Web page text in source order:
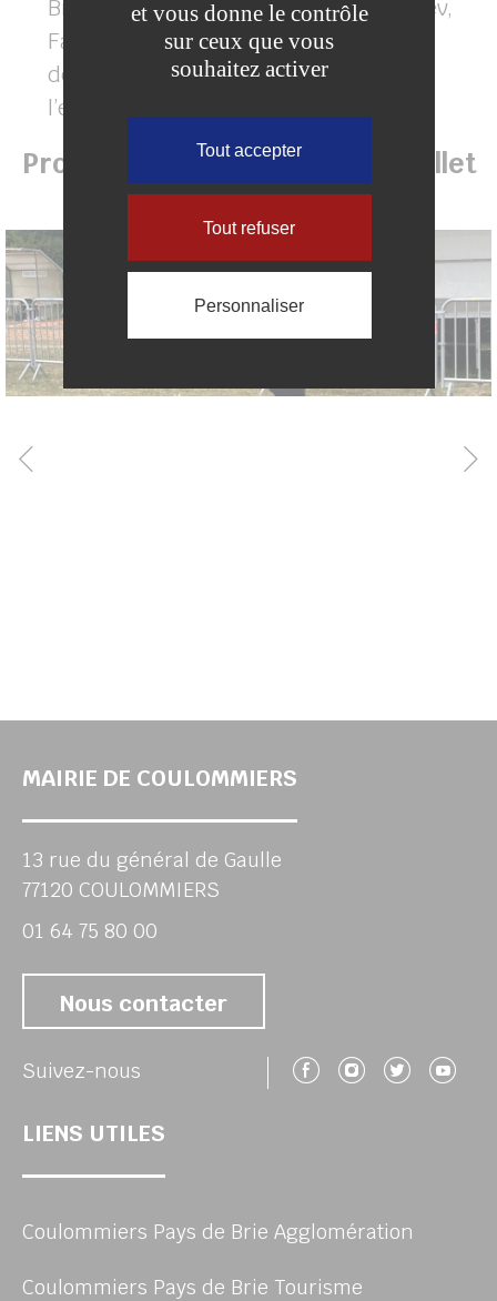
Brie et des Morins, Concordia, Transdev,
Familles Rurales et le Service
départemental à la jeunesse, à
l’engagement et aux sports.
Prochaine édition : samedi 4 juillet
2026
MAIRIE DE COULOMMIERS
13 rue du général de Gaulle
77120 COULOMMIERS
01 64 75 80 00
Nous contacter
Suivez-nous Suivez-nous
Suivez-
LIENS UTILES
Coulommiers Pays de Brie Agglomération
Coulommiers Pays de Brie Tourisme
et vous donne le contrôle
sur ceux que vous
souhaitez activer
Tout accepter
Tout refuser
Personnaliser